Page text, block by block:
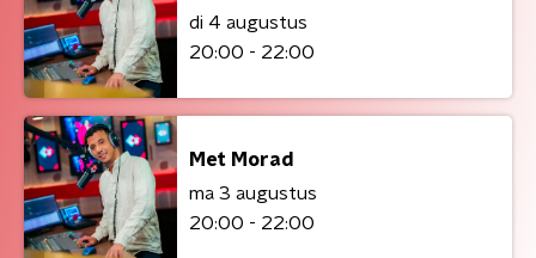
di 4 augustus
20:00 - 22:00
Met Morad
ma 3 augustus
20:00 - 22:00